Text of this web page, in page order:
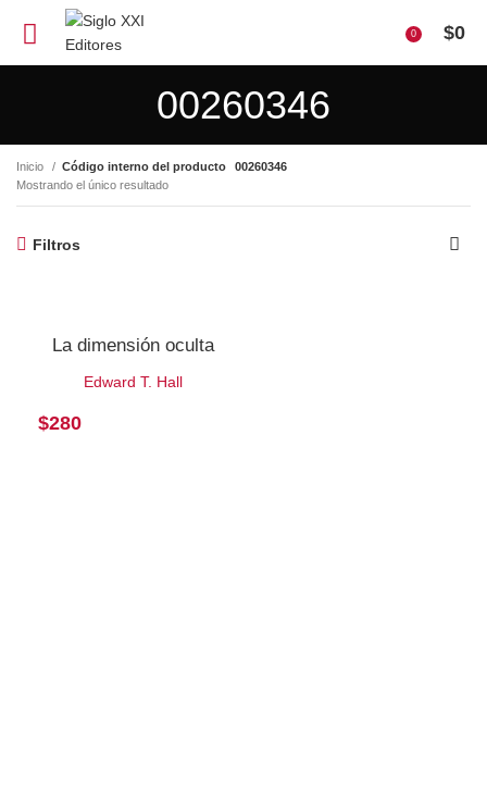
0 $0
00260346
Inicio Código interno del producto
00260346
Mostrando el único resultado
Filtros
La dimensión oculta
Edward T. Hall
$280